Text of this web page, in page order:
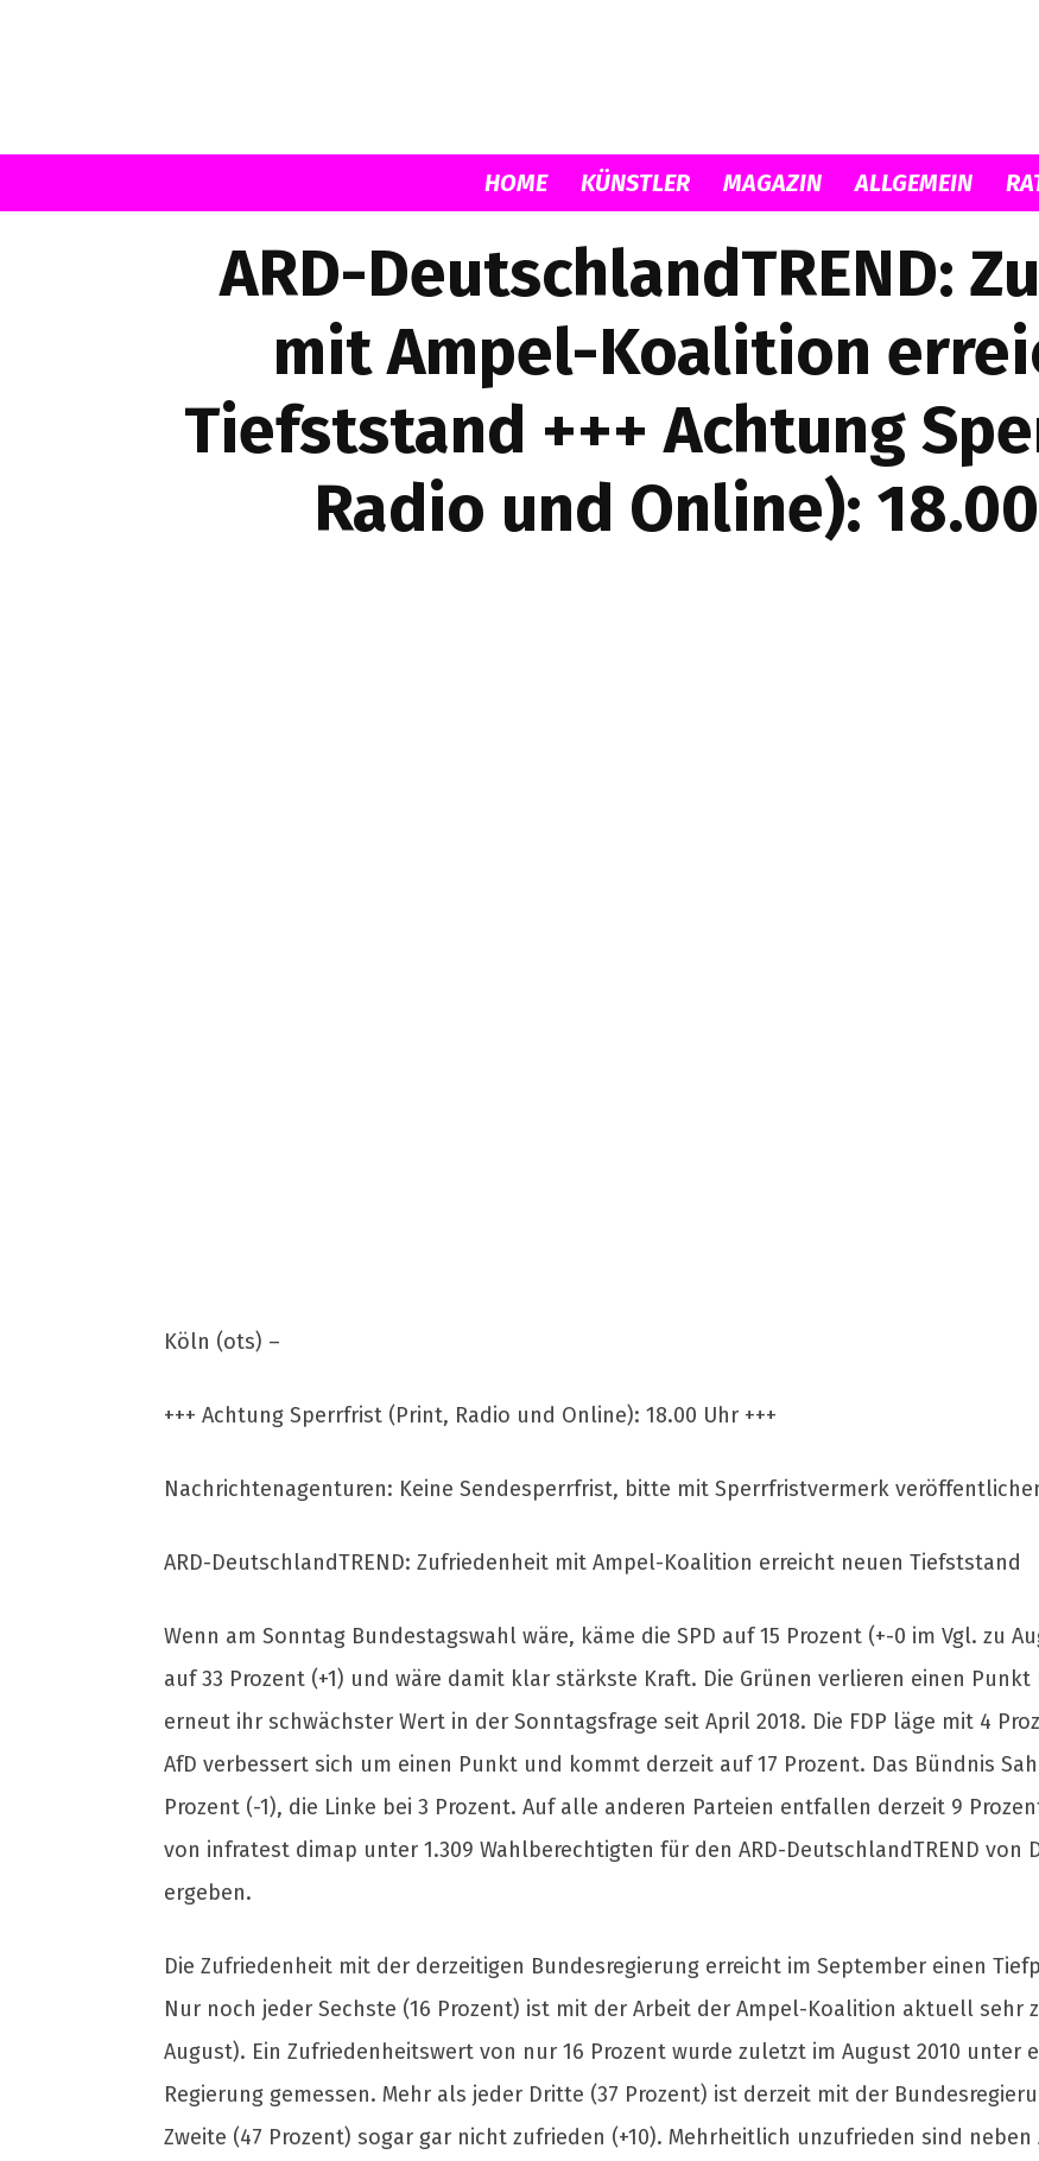
Musicload
HOME KÜNSTLER MAGAZIN ALLGEMEIN
ARD-DeutschlandTREND:
mit Ampel-Koalition
Tiefststand +++ Achtung
Radio und Online):
Köln (ots) –
+++ Achtung Sperrfrist (Print, Radio und Online): 18.00 Uhr +++
Nachrichtenagenturen: Keine Sendesperrfrist, bitte mit Sperrfristvermerk
ARD-DeutschlandTREND: Zufriedenheit mit Ampel-Koalition erreicht neuen Tiefststand
Wenn am Sonntag Bundestagswahl wäre, käme die SPD auf 15 Prozent (+-0 im Vgl. zu
auf 33 Prozent (+1) und wäre damit klar stärkste Kraft. Die Grünen verlieren einen
erneut ihr schwächster Wert in der Sonntagsfrage seit April 2018. Die FDP läge mit 4
AfD verbessert sich um einen Punkt und kommt derzeit auf 17 Prozent. Das Bündnis
Prozent (-1), die Linke bei 3 Prozent. Auf alle anderen Parteien entfallen derzeit 9
von infratest dimap unter 1.309 Wahlberechtigten für den ARD-DeutschlandTREND von
ergeben.
Die Zufriedenheit mit der derzeitigen Bundesregierung erreicht im September einen
Nur noch jeder Sechste (16 Prozent) ist mit der Arbeit der Ampel-Koalition aktuell sehr
August). Ein Zufriedenheitswert von nur 16 Prozent wurde zuletzt im August 2010 unter
Regierung gemessen. Mehr als jeder Dritte (37 Prozent) ist derzeit mit der
Zweite (47 Prozent) sogar gar nicht zufrieden (+10). Mehrheitlich unzufrieden sind neben